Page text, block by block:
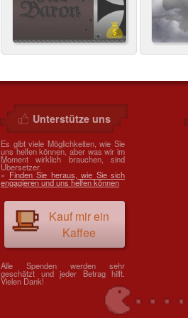
Unterstütze uns
Es gibt viele Möglichkeiten, wie Sie
uns helfen können, aber was wir im
Moment wirklich brauchen, sind
Übersetzer.
» Finden Sie heraus, wie Sie sich
engagieren und uns helfen können
Kauf mir ein
Kaffee
Alle Spenden werden sehr
geschätzt und jeder Betrag hilft.
Vielen Dank!